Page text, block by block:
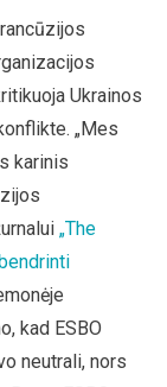
Ukrainos
„Mes
karinis
„The
kad ESBO
neutrali, nors